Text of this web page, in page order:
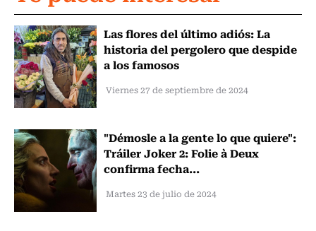
Las flores del último adiós: La
historia del pergolero que despide
a los famosos
Viernes 27 de septiembre de 2024
"Démosle a la gente lo que quiere":
Tráiler Joker 2: Folie à Deux
confirma fecha...
Martes 23 de julio de 2024